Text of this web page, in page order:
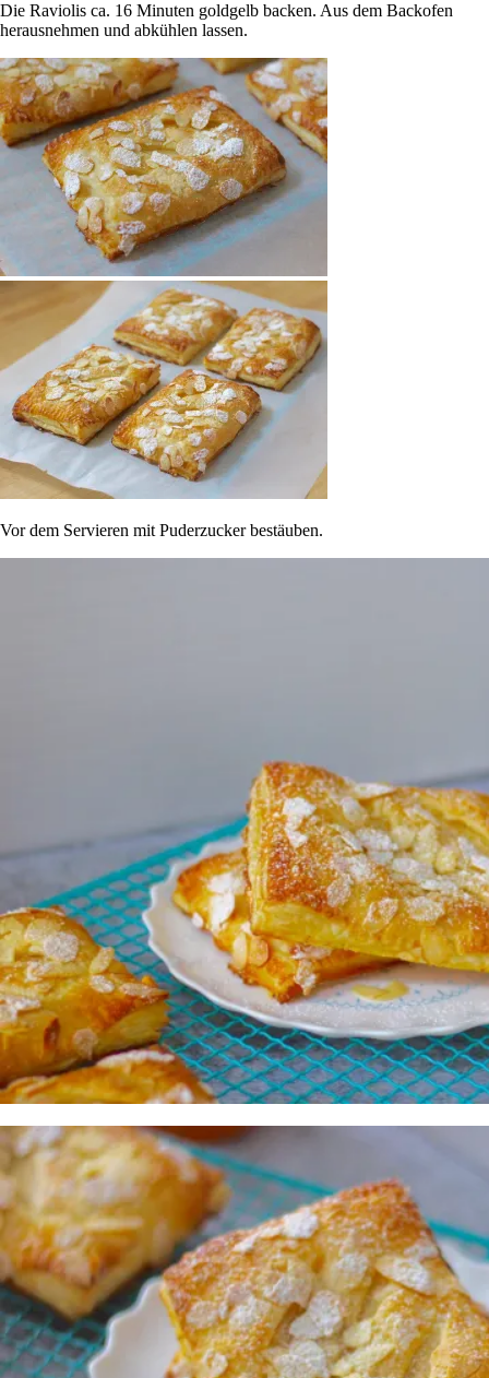
Die Raviolis ca. 16 Minuten goldgelb backen. Aus dem Backofen
herausnehmen und abkühlen lassen.
Vor dem Servieren mit Puderzucker bestäuben.